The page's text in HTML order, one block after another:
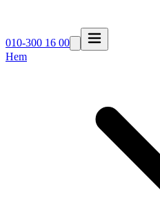
010-300 16 00
Hem